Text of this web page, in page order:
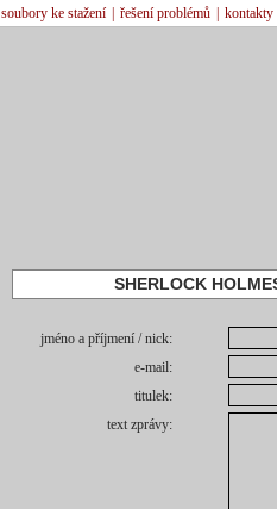
soubory ke stažení řešení problémů kontakty
SHERLOCK
jméno a příjmení / nick:
e-mail:
titulek:
text zprávy: